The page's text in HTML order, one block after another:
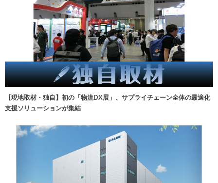
【現地取材・独自】初の「物流DX展」、サプライチェーン全体の最適化
支援ソリューションが集結